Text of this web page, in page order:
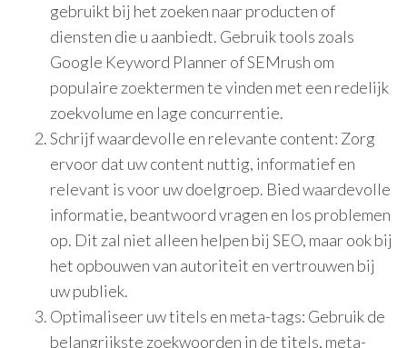
gebruikt bij het zoeken naar producten of
diensten die u aanbiedt. Gebruik tools zoals
Google Keyword Planner of SEMrush om
populaire zoektermen te vinden met een redelijk
zoekvolume en lage concurrentie.
Schrijf waardevolle en relevante content: Zorg
ervoor dat uw content nuttig, informatief en
relevant is voor uw doelgroep. Bied waardevolle
informatie, beantwoord vragen en los problemen
op. Dit zal niet alleen helpen bij SEO, maar ook bij
het opbouwen van autoriteit en vertrouwen bij
uw publiek.
Optimaliseer uw titels en meta-tags: Gebruik de
belangrijkste zoekwoorden in de titels, meta-